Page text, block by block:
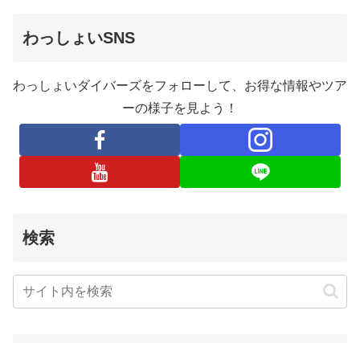
わっしょいSNS
わっしょいダイバーズをフォローして、お得な情報やツア
ーの様子を見よう！
検索